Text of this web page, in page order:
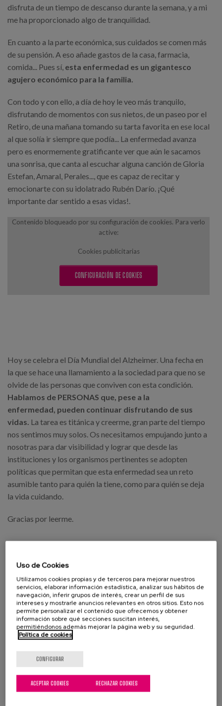
disfruta de un tiempo de descanso durante la semana, y a mi
me ha proporcionado algo de tranquilidad.
En cuanto a la parte económica, sus cuidados se comen más
de su pensión. A eso añade gastos de la casa, farmacia,
comida... Pues sí, esta enfermedad es un gigantesco
agujero económico para la familia.
Con todo y con ello, a día de hoy le veo más tranquilo,
disfrutando de momentos con sus nietos, de un paseo por el
Retiro, de una mañana tomando su tarta favorita en ese local
al que solía ir siempre que podía... La enfermedad avanza
pero es enormemente gratificante ver que aún le sacamos
una sonrisa, que canta al escuchar alguna canción de Gloria
Estefan, Amaral, Perales..., que es capaz de recitar y
emocionarte con su idolatrado Rubén Darío. ¡Qué
importante dar sentido a esas vidas!.
Contenido bloqueado por su configuración de cookies. Para verlo
active:
Cookies publicitarias
CONFIGURACIÓN DE COOKIES
Hoy se celebra el Día Mundial del Alzheimer. Una fecha en
la que se hace una llamamiento a la sociedad para que no se
olvide de las personas que conviven con esta condición.
Hablamos de PERSONAS que, pese a la
enfermedad, pueden continuar disfrutando de sus
vidas. La tarea es titánica y creerme, gran parte del tiempo
nos sentimos muy solos. Os necesitamos empujando junto a
nosotras para dar visibilidad y lograr que desde las
instituciones y los organismos pertinentes se adopten
políticas que permitan que esta enfermedad sea un reto
asumible tanto para quién la tiene, como para quién se deja
la vida cuidando.
Gracias por leerme.
AUTOR
Juan Carlos Mejía
Content Manager en Matia Fundazioa
Alzheimer cuidado familiar demencia
personas cuidadoras
incapacitación desafíos abuso financiero
Uso de Cookies
Utilizamos cookies propias y de terceros para mejorar nuestros
servicios, elaborar información estadística, analizar sus hábitos de
navegación, inferir grupos de interés, crear un perfil de sus
intereses y mostrarle anuncios relevantes en otros sitios. Esto nos
permite personalizar el contenido que ofrecemos y obtener
información sobre qué secciones suscitan interés,
permitiéndonos además mejorar la página web y su seguridad.
Política de cookies
CONFIGURAR
RECHAZAR COOKIES
ACEPTAR COOKIES